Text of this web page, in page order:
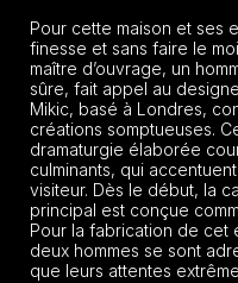
Pour cette maison et ses
finesse et sans faire le
maître d’ouvrage, un
sûre, fait appel au
Mikic, basé à Londres,
créations somptueuses.
dramaturgie élaborée
culminants, qui
visiteur. Dès le début, la
principal est conçue
Pour la fabrication de cet
deux hommes se sont
que leurs attentes